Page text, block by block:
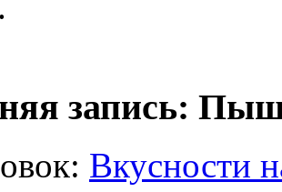
запись:
Вкусности